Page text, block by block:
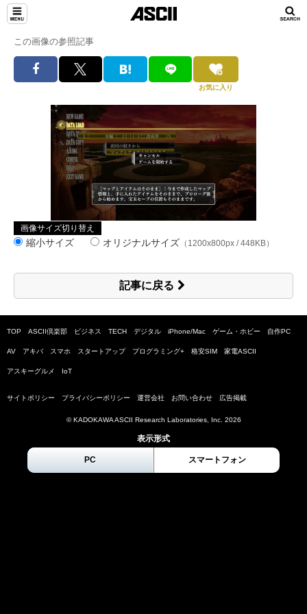
この画像の参照記事
お気に入り
画像サイズ切り替え
縮小サイズ オリジナルサイズ （1200x800px / 448KB）
記事に戻る
TOP ASCII倶楽部 ビジネス TECH デジタル iPhone/Mac ゲーム・ホビー 自作PC
AV アキバ スマホ スタートアップ プログラミング+ 格安SIM 家電ASCII
アスキーグルメ IoT
サイトポリシー プライバシーポリシー 運営会社 お問い合わせ 広告掲載
© KADOKAWA ASCII Research Laboratories, Inc. 2026
表示形式
PC スマートフォン